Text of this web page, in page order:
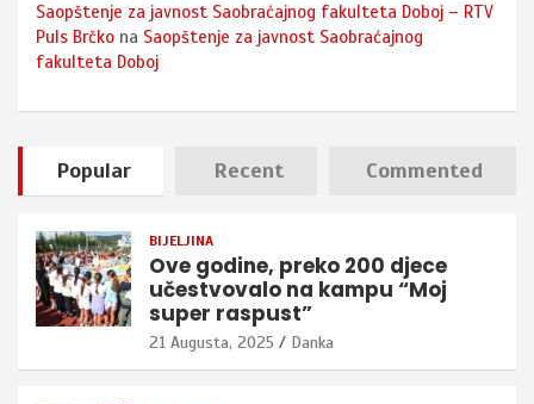
Saopštenje za javnost Saobraćajnog fakulteta Doboj – RTV
Puls Brčko na Saopštenje za javnost Saobraćajnog
fakulteta Doboj
Popular Recent Commented
BIJELJINA
Ove godine, preko 200 djece
učestvovalo na kampu “Moj
super raspust”
21 Augusta, 2025 Danka